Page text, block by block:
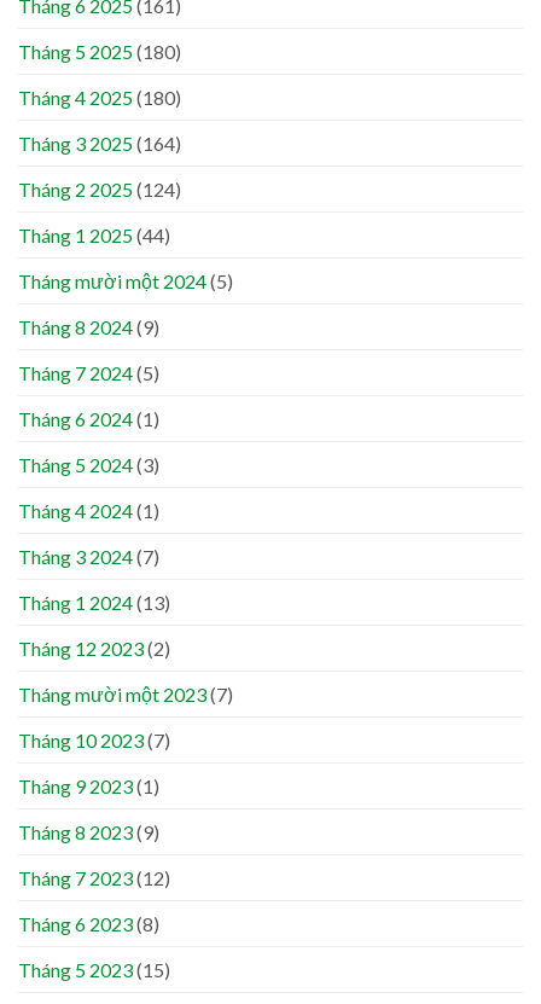
Tháng 6 2025(161)
Tháng 5 2025(180)
Tháng 4 2025(180)
Tháng 3 2025(164)
Tháng 2 2025(124)
Tháng 1 2025(44)
Tháng mười một 2024(5)
Tháng 8 2024(9)
Tháng 7 2024(5)
Tháng 6 2024(1)
Tháng 5 2024(3)
Tháng 4 2024(1)
Tháng 3 2024(7)
Tháng 1 2024(13)
Tháng 12 2023(2)
Tháng mười một 2023(7)
Tháng 10 2023(7)
Tháng 9 2023(1)
Tháng 8 2023(9)
Tháng 7 2023(12)
Tháng 6 2023(8)
Tháng 5 2023(15)